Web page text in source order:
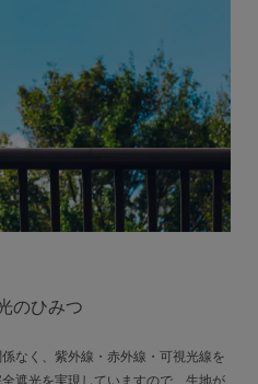
のひみつ
なく、紫外線・赤外線・可視光線を